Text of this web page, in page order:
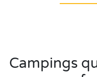
Campings